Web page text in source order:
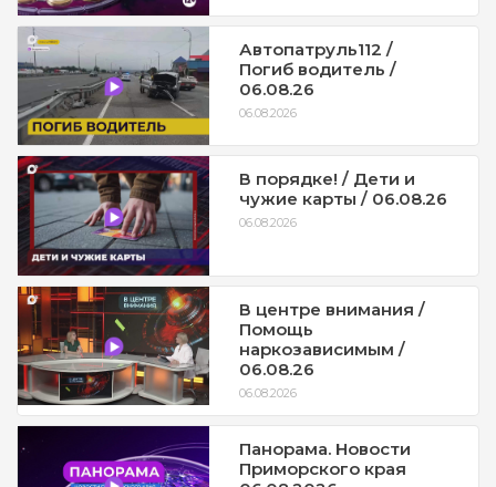
Автопатруль112 /
Погиб водитель /
06.08.26
06.08.2026
В порядке! / Дети и
чужие карты / 06.08.26
06.08.2026
В центре внимания /
Помощь
наркозависимым /
06.08.26
06.08.2026
Панорама. Новости
Приморского края